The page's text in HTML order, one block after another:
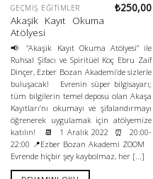
GEÇMIŞ EĞITIMLER
Akaşik Kayıt Okuma
Atölyesi
₺250,00
📢 “Akaşik Kayıt Okuma Atölyesi” ile
Ruhsal Şifacı ve Spiritüel Koç Ebru Zaif
Dinçer, Ezber Bozan Akademi’de sizlerle
buluşacak! Evrenin süper bilgisayarı;
tüm bilgilerin temel deposu olan Akaşa
Kayıtları’nı okumayı ve şifalandırmayı
öğrenerek uygulamak için atölyemize
katılın! 📆 1 Aralık 2022 ⏰ 20:00-
22:00 📍Ezber Bozan Akademi ZOOM
Evrende hiçbir şey kaybolmaz, her [...]